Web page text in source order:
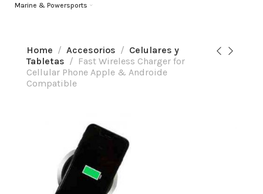
Marine & Powersports
Home Accesorios
Celulares y
Tabletas
Fast Wireless Charger for
Cellular Phone Apple & Androide
Compatible